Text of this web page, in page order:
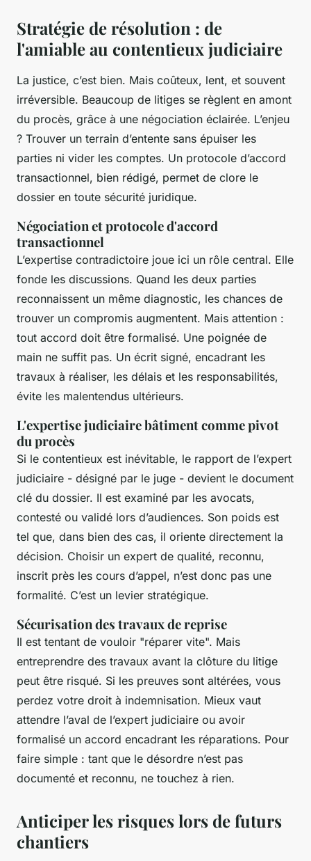
Stratégie de résolution : de
l'amiable au contentieux judiciaire
La justice, c’est bien. Mais coûteux, lent, et souvent
irréversible. Beaucoup de litiges se règlent en amont
du procès, grâce à une négociation éclairée. L’enjeu
? Trouver un terrain d’entente sans épuiser les
parties ni vider les comptes. Un protocole d’accord
transactionnel, bien rédigé, permet de clore le
dossier en toute sécurité juridique.
Négociation et protocole d'accord
transactionnel
L’expertise contradictoire joue ici un rôle central. Elle
fonde les discussions. Quand les deux parties
reconnaissent un même diagnostic, les chances de
trouver un compromis augmentent. Mais attention :
tout accord doit être formalisé. Une poignée de
main ne suffit pas. Un écrit signé, encadrant les
travaux à réaliser, les délais et les responsabilités,
évite les malentendus ultérieurs.
L'expertise judiciaire bâtiment comme pivot
du procès
Si le contentieux est inévitable, le rapport de l’expert
judiciaire - désigné par le juge - devient le document
clé du dossier. Il est examiné par les avocats,
contesté ou validé lors d’audiences. Son poids est
tel que, dans bien des cas, il oriente directement la
décision. Choisir un expert de qualité, reconnu,
inscrit près les cours d’appel, n’est donc pas une
formalité. C’est un levier stratégique.
Sécurisation des travaux de reprise
Il est tentant de vouloir "réparer vite". Mais
entreprendre des travaux avant la clôture du litige
peut être risqué. Si les preuves sont altérées, vous
perdez votre droit à indemnisation. Mieux vaut
attendre l’aval de l’expert judiciaire ou avoir
formalisé un accord encadrant les réparations. Pour
faire simple : tant que le désordre n’est pas
documenté et reconnu, ne touchez à rien.
Anticiper les risques lors de futurs
chantiers